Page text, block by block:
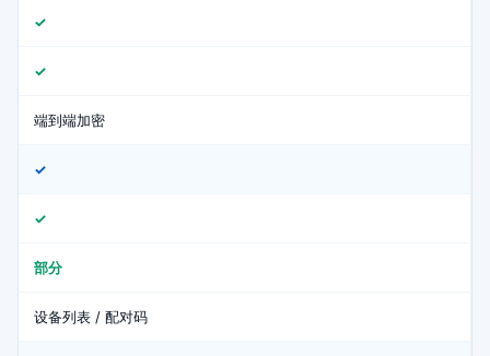
✓
✓
端到端加密
✓
✓
部分
设备列表 / 配对码